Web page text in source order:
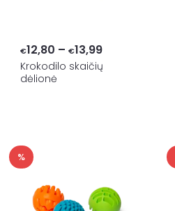
€12,80 – €13,99Price
range:
Krokodilo skaičių
dėlionė
%